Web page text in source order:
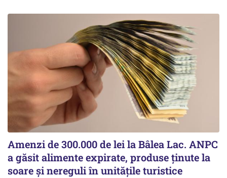
Amenzi de 300.000 de lei la Bâlea Lac. ANPC
a găsit alimente expirate, produse ținute la
soare și nereguli în unitățile turistice